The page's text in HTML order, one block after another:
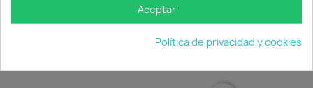
Semillas Tapiz Mágico
2,30 €
Aceptar
Política de privacidad y cookies